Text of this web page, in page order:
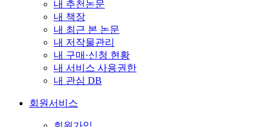
내 추천논문
내 책장
내 최근 본 논문
내 저작물관리
내 구매·신청 현황
내 서비스 사용권한
내 관심 DB
회원서비스